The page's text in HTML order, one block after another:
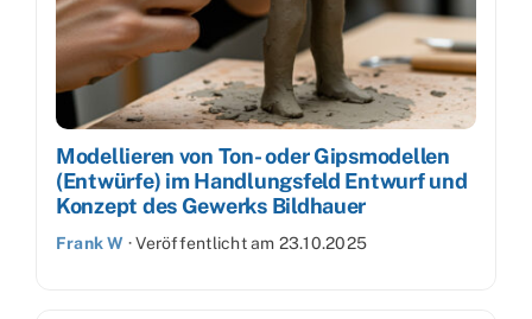
Modellieren von Ton- oder Gipsmodellen
(Entwürfe) im Handlungsfeld Entwurf und
Konzept des Gewerks Bildhauer
Frank W ·Veröffentlicht am 23.10.2025